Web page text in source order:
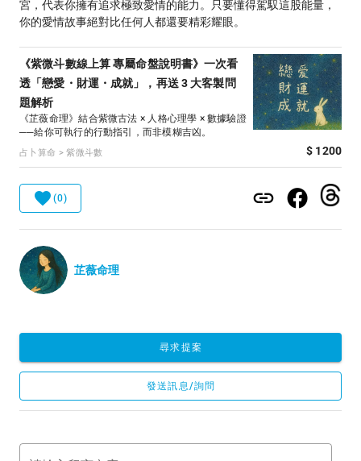
宮，代表你擁有追求極致愛情的能力。只要懂得駕馭這股能量，
你的愛情故事絕對比任何人都還要精彩耀眼。
《紫微斗數線上算 專屬命盤說明書》一次看
透「戀愛・財運・成就」，再送 3 大客製問
題解析
《芷薇命理》結合紫微古法 × 人格心理學 × 數據驗證
──給你可執行的行動指引，而非模糊吉凶。
占卜算命 > 紫微斗數 $ 1200
(0)
芷薇命理
尋求提案
發送訊息/詢問